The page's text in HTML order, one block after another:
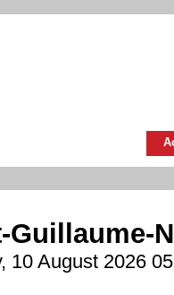
Guillaume-
10 August 2026